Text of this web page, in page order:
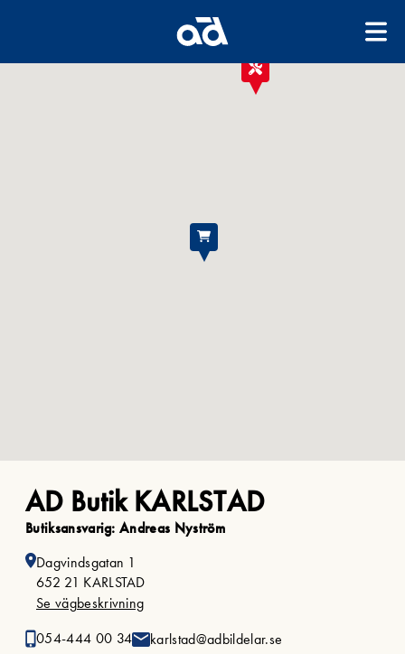
AD Butik KARLSTAD
Butiksansvarig: Andreas Nyström
Dagvindsgatan 1
652 21 KARLSTAD
Se vägbeskrivning
054-444 00 34
karlstad@adbildelar.se